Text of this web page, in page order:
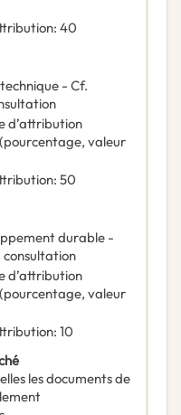
: 40
- Cf.
d’attribution
valeur
: 50
durable -
consultation
d’attribution
valeur
: 10
les documents de